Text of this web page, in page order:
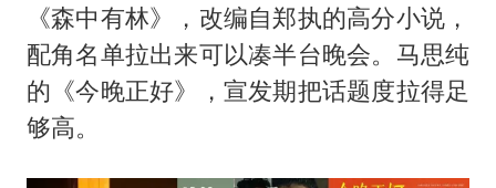
《森中有林》，改编自郑执的高分小说，
配角名单拉出来可以凑半台晚会。马思纯
的《今晚正好》，宣发期把话题度拉得足
够高。